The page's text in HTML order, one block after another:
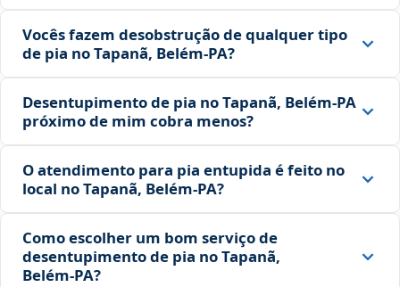
Vocês fazem desobstrução de qualquer tipo
de pia no Tapanã, Belém‑PA?
Desentupimento de pia no Tapanã, Belém‑PA
próximo de mim cobra menos?
O atendimento para pia entupida é feito no
local no Tapanã, Belém‑PA?
Como escolher um bom serviço de
desentupimento de pia no Tapanã,
Belém‑PA?